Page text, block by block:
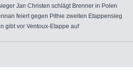
Jan Christen schlägt Brenner in Polen
feiert gegen Pithie zweiten Etappensieg
gibt vor Ventoux-Etappe auf